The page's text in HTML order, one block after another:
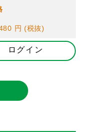
円 (税抜)
ログイン